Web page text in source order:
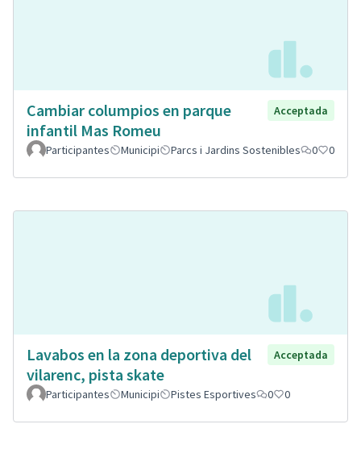
Cambiar columpios en parque
infantil Mas Romeu
Acceptada
Participantes Municipi Parcs i Jardins Sostenibles 0 0
Lavabos en la zona deportiva del
vilarenc, pista skate
Acceptada
Participantes Municipi Pistes Esportives 0 0